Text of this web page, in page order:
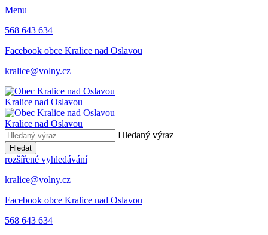
Menu
568 643 634
Facebook obce Kralice nad Oslavou
kralice@volny.cz
Kralice nad Oslavou
Kralice nad Oslavou
Hledaný výraz
Hledat
rozšířené vyhledávání
kralice@volny.cz
Facebook obce Kralice nad Oslavou
568 643 634